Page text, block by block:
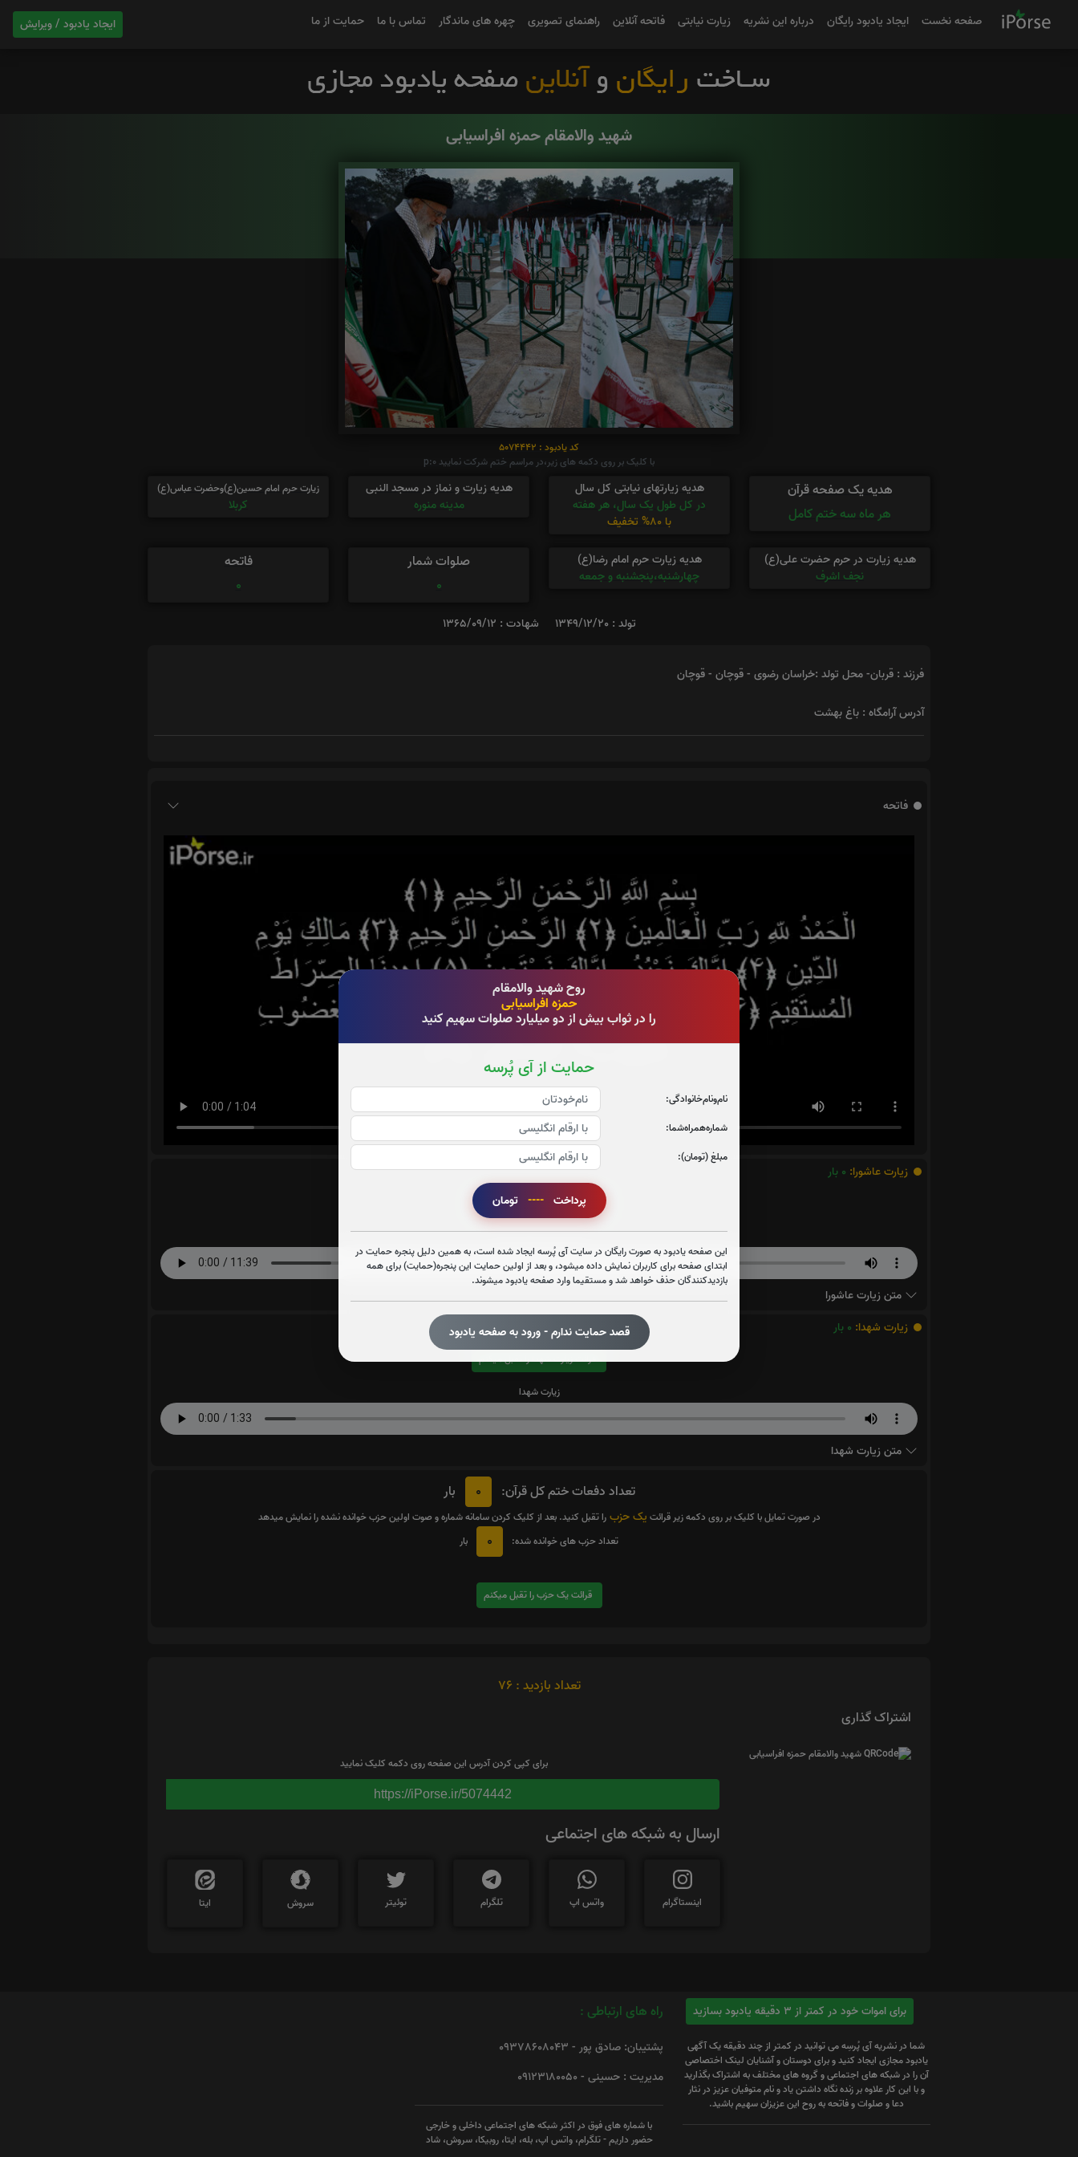
ایجاد یادبود / ویرایش صفحه نخست ایجاد یادبود رایگان درباره این نشریه زیارت نیابتی فاتحه آنلاین راهنمای تصویری چهره های ماندگار تماس با ما حمایت از ما
روح شهید والامقام
حمزه افراسیابی
را در ثواب بیش از دو میلیارد صلوات سهیم کنید
حمایت از آی پُرسه
نام‌و‌نام‌خانوادگی:
شماره‌همراه‌شما:
مبلغ (تومان):
پرداخت ---- تومان
این صفحه یادبود به صورت رایگان در سایت آی پُرسه ایجاد شده است، به همین دلیل پنجره حمایت در
ابتدای صفحه برای کاربران نمایش داده میشود، و بعد از اولین حمایت این پنجره(حمایت) برای همه
بازدیدکنندگان حذف خواهد شد و مستقیما وارد صفحه یادبود میشوند.
قصد حمایت ندارم - ورود به صفحه یادبود
شهید والامقام حمزه افراسیابی
کد یادبود : 5074442
با کلیک بر روی دکمه های زیر،در مراسم ختم شرکت نمایید p:0
هدیه یک صفحه قرآن
هر ماه سه ختم کامل
هدیه زیارتهای نیابتی کل سال
در کل طول یک سال، هر هفته
با 80% تخفیف
هدیه زیارت و نماز در مسجد النبی
مدینه منوره
زیارت حرم امام حسین(ع)وحضرت عباس(ع)
کربلا
هدیه زیارت در حرم حضرت علی(ع)
نجف اشرف
هدیه زیارت حرم امام رضا(ع)
چهارشنبه،پنجشنبه و جمعه
صلوات شمار
0
فاتحه
0
تولد : 1349/12/20 شهادت : 1365/09/12
فرزند : قربان- محل تولد :خراسان رضوی - قوچان - قوچان
آدرس آرامگاه : باغ بهشت
فاتحه
زیارت عاشورا: 0 بار
قرائت زیارت عاشورا را تقبل میکنم
صوت زیارت عاشورا - فانی
متن زیارت عاشورا
زیارت شهدا: 0 بار
قرائت زیارت شهدا را تقبل میکنم
زیارت شهدا
متن زیارت شهدا
تعداد دفعات ختم کل قرآن: 0 بار
در صورت تمایل با کلیک بر روی دکمه زیر قرائت یک حزبرا تقبل کنید. بعد از کلیک کردن سامانه شماره و صوت اولین حزب خوانده نشده را نمایش میدهد
تعداد حزب های خوانده شده:
0 بار
قرائت یک حزب را تقبل میکنم
تعداد بازدید : 76
اشتراک گذاری
برای کپی کردن آدرس این صفحه روی دکمه کلیک نمایید
https://iPorse.ir/5074442
ارسال به شبکه های اجتماعی
اینستاگرام واتس اپ تلگرام توئیتر سروش ایتا
برای اموات خود در کمتر از 3 دقیقه یادبود بسازید
شما در نشریه آی پُرسِه می توانید در کمتر از چند دقیقه یک آگهی
یادبود مجازی ایجاد کنید و برای دوستان و آشنایان لینک اختصاصی
آن را در شبکه های اجتماعی و گروه های مختلف به اشتراک بگذارید
و با این کار علاوه بر زنده نگاه داشتن یاد و نام متوفیان عزیز در نثار
دعا و صلوات و فاتحه به روح این عزیزان سهیم باشید.
راه های ارتباطی :
پشتیبان: صادق پور - 09378608043
مدیریت : حسینی - 09123180050
با شماره های فوق در اکثر شبکه های اجتماعی داخلی و خارجی
حضور داریم - تلگرام، واتس اپ، بله، ایتا، روبیکا، سروش، شاد